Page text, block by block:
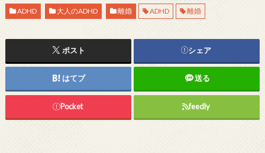
ADHD 大人のADHD 離婚 ADHD 離婚
ポスト シェア
はてブ 送る
Pocket feedly